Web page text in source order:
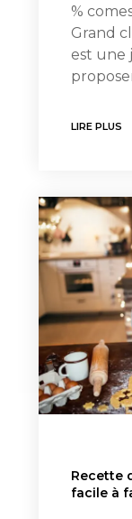
%
Grand
est une
LIRE PLUS
Recette
facile à